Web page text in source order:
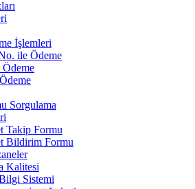
İşlemleri
ile Ödeme
Sorgulama
Takip Formu
Bildirim Formu
Kalitesi
Sistemi